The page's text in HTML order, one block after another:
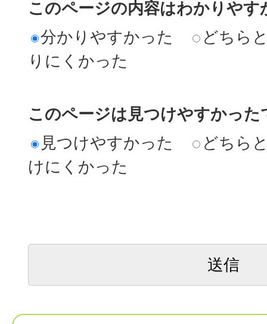
このページの内容はわかりやす
分かりやすかった
どちら
りにくかった
このページは見つけやすかった
見つけやすかった
どちら
けにくかった